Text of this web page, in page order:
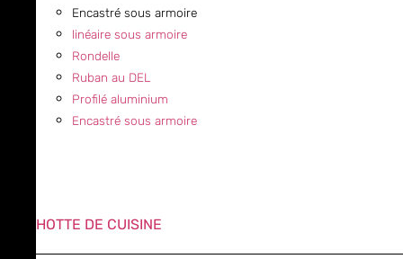
Encastré sous armoire
linéaire sous armoire
Rondelle
Ruban au DEL
Profilé aluminium
Encastré sous armoire
HOTTE DE CUISINE